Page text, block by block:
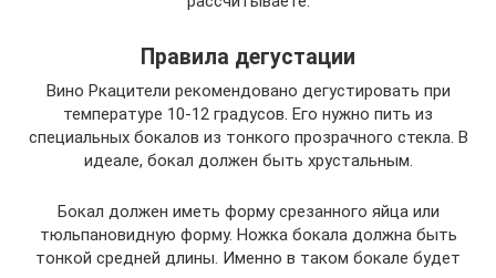
Правила дегустации
Вино Ркацители рекомендовано дегустировать при
температуре 10-12 градусов. Его нужно пить из
специальных бокалов из тонкого прозрачного стекла. В
идеале, бокал должен быть хрустальным.
Бокал должен иметь форму срезанного яйца или
тюльпановидную форму. Ножка бокала должна быть
тонкой средней длины. Именно в таком бокале будет